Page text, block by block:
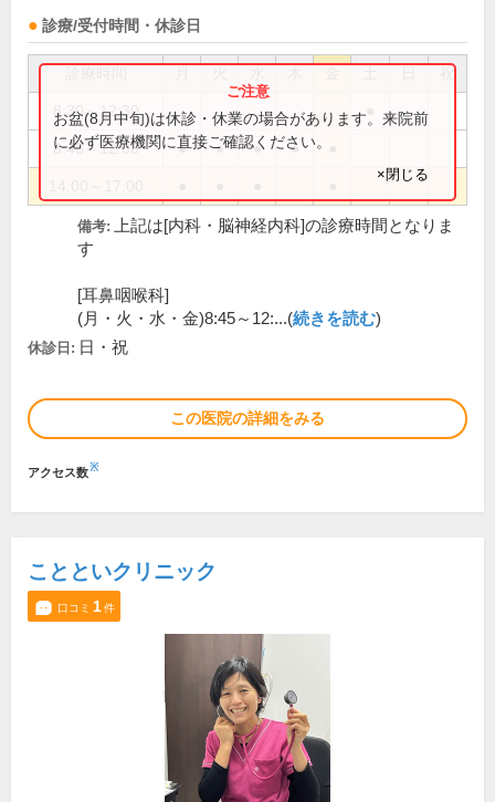
診療/受付時間・休診日
祝
8:30～12:30
8:45～12:30 ● ● ● ●
お盆(8月中旬)は休診・休業の場合があります。来院前
に必ず医療機関に直接ご確認ください。
×閉じる
備考:
上記は[内科・脳神経内科]の診療時間となりま
す
[耳鼻咽喉科]
(月・火・水・金)8:45～12:...(続きを読む)
休診日: 日・祝
この医院の詳細をみる
アクセス数※
ことといクリニック
口コミ 1件